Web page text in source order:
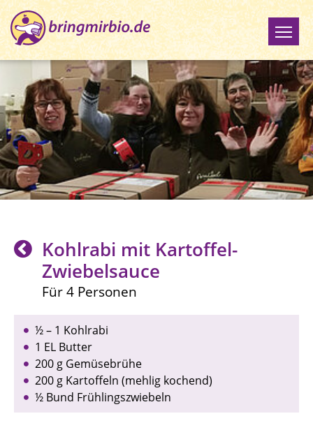
Kohlrabi mit Kartoffel-
Zwiebelsauce
Für 4 Personen
½ – 1 Kohlrabi
1 EL Butter
200 g Gemüsebrühe
200 g Kartoffeln (mehlig kochend)
½ Bund Frühlingszwiebeln